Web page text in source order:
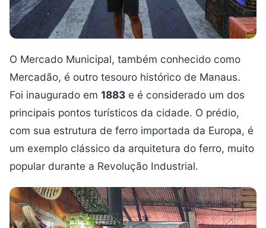
O Mercado Municipal, também conhecido como
Mercadão, é outro tesouro histórico de Manaus.
Foi inaugurado em 1883 e é considerado um dos
principais pontos turísticos da cidade. O prédio,
com sua estrutura de ferro importada da Europa, é
um exemplo clássico da arquitetura do ferro, muito
popular durante a Revolução Industrial.